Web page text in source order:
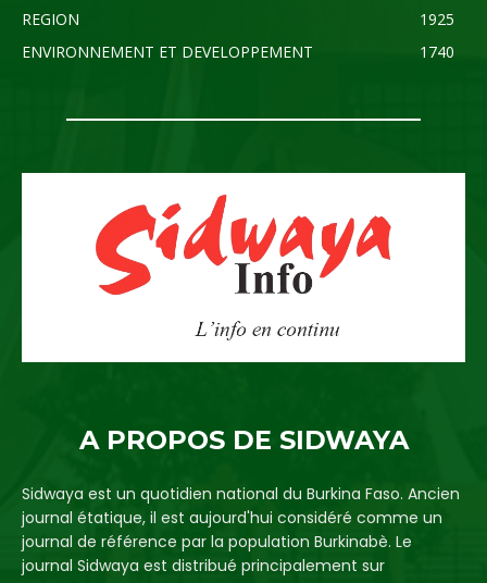
REGION
1925
ENVIRONNEMENT ET DEVELOPPEMENT
1740
A PROPOS DE SIDWAYA
Sidwaya est un quotidien national du Burkina Faso. Ancien
journal étatique, il est aujourd'hui considéré comme un
journal de référence par la population Burkinabè. Le
journal Sidwaya est distribué principalement sur